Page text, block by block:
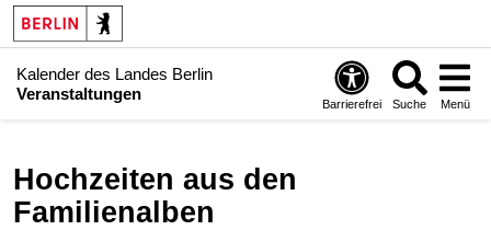
Kalender des Landes Berlin
Veranstaltungen
Barrierefrei Suche Menü
Hochzeiten aus den
Familienalben